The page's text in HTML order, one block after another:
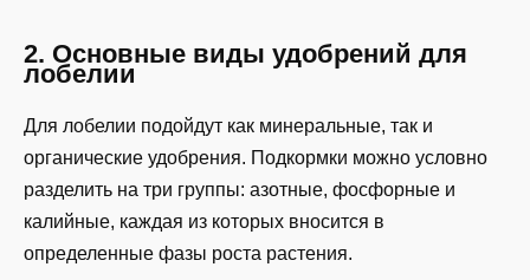
2. Основные виды удобрений для
лобелии
Для лобелии подойдут как минеральные, так и
органические удобрения. Подкормки можно условно
разделить на три группы: азотные, фосфорные и
калийные, каждая из которых вносится в
определенные фазы роста растения.